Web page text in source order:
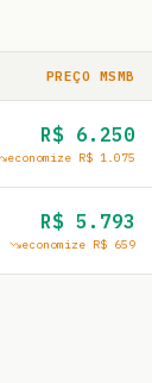
PREÇO MSMB
R$ 6.250
economize R$ 1.075
R$ 5.793
economize R$ 659